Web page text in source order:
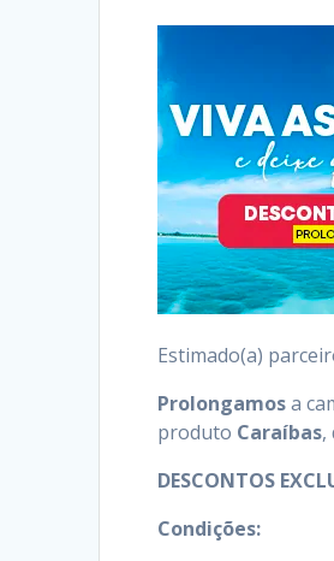
Estimado(a)
Prolongamosa
produto Caraíbas,
DESCONTOS
Condições: